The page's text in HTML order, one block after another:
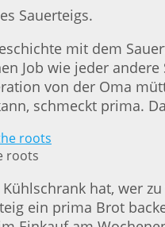
Sauerteigs.
mit dem
Job wie jeder
von der Oma
schmeckt prima.
roots
hat, wer
ein prima Brot